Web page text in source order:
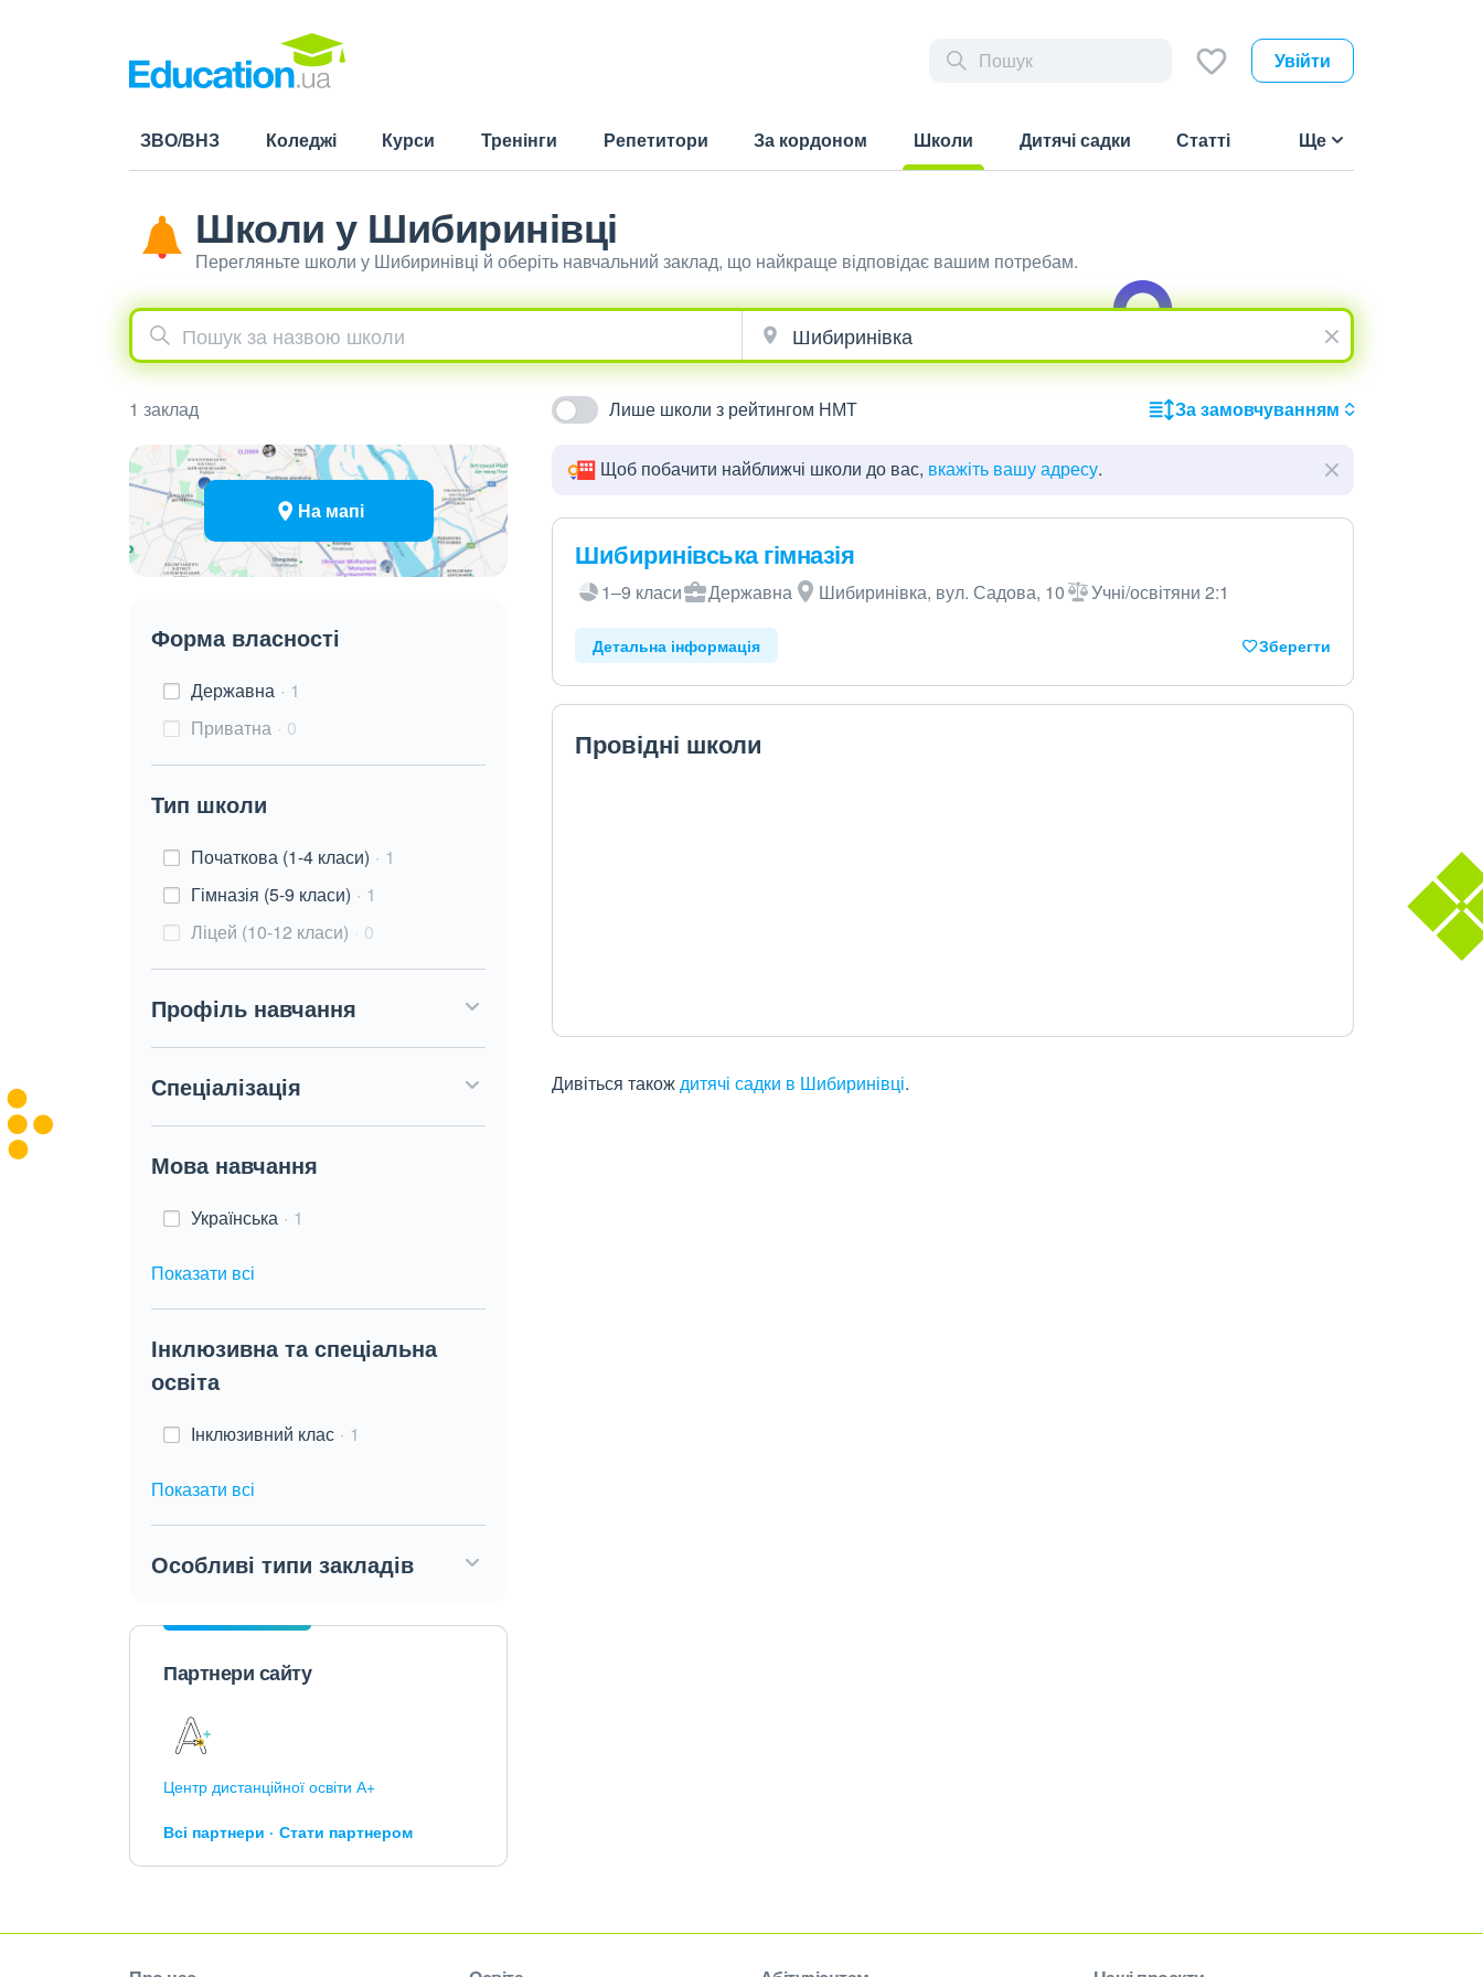
Увійти
ЗВО/ВНЗ Коледжі Курси Тренінги Репетитори За кордоном
Школи
Дитячі садки Статті Ще
Школи у Шибиринівці
Перегляньте школи у Шибиринівці й оберіть навчальний заклад, що найкраще відповідає вашим потребам.
1 заклад Лише школи з рейтингом НМТ За замовчуванням
На мапі
Форма власності
Державна
1
Приватна
0
Тип школи
Початкова (1-4 класи)
1
Гімназія (5-9 класи)
1
Ліцей (10-12 класи)
0
Профіль навчання
Спеціалізація
Мова навчання
Українська 1
Показати всі
Інклюзивна та спеціальна
освіта
Інклюзивний клас 1
Показати всі
Особливі типи закладів
Партнери сайту
Центр дистанційної освіти А+
Всі партнери Стати партнером
Щоб побачити найближчі школи до вас, вкажіть вашу адресу.
Шибиринівська гімназія
1–9 класи Державна Шибиринівка, вул. Садова, 10 Учні/освітяни 2:1
Детальна інформація Зберегти
Провідні школи
Дивіться такождитячі садки в Шибиринівці.